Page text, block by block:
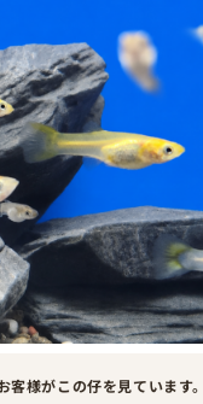
客様がこの仔を見ています。